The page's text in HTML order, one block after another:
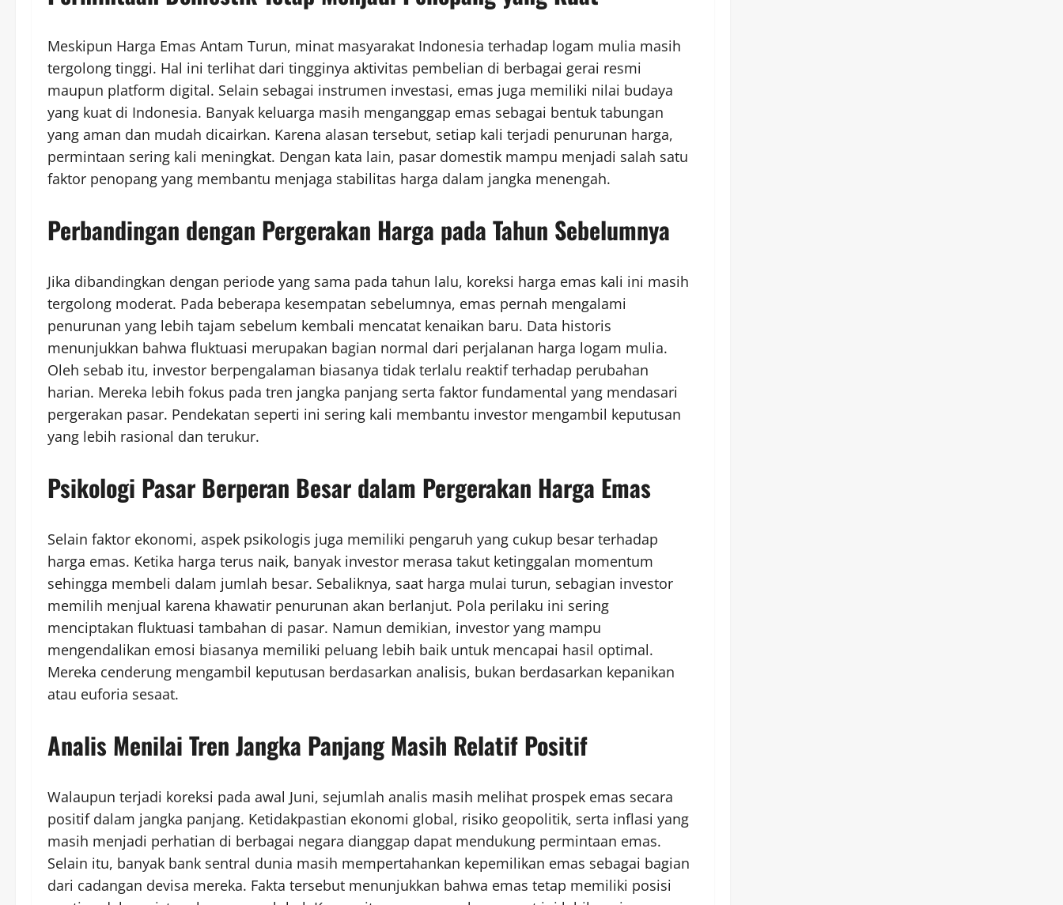
Meskipun Harga Emas Antam Turun, minat masyarakat Indonesia terhadap logam mulia masih
tergolong tinggi. Hal ini terlihat dari tingginya aktivitas pembelian di berbagai gerai resmi
maupun platform digital. Selain sebagai instrumen investasi, emas juga memiliki nilai budaya
yang kuat di Indonesia. Banyak keluarga masih menganggap emas sebagai bentuk tabungan
yang aman dan mudah dicairkan. Karena alasan tersebut, setiap kali terjadi penurunan harga,
permintaan sering kali meningkat. Dengan kata lain, pasar domestik mampu menjadi salah satu
faktor penopang yang membantu menjaga stabilitas harga dalam jangka menengah.
Perbandingan dengan Pergerakan Harga pada Tahun Sebelumnya
Jika dibandingkan dengan periode yang sama pada tahun lalu, koreksi harga emas kali ini masih
tergolong moderat. Pada beberapa kesempatan sebelumnya, emas pernah mengalami
penurunan yang lebih tajam sebelum kembali mencatat kenaikan baru. Data historis
menunjukkan bahwa fluktuasi merupakan bagian normal dari perjalanan harga logam mulia.
Oleh sebab itu, investor berpengalaman biasanya tidak terlalu reaktif terhadap perubahan
harian. Mereka lebih fokus pada tren jangka panjang serta faktor fundamental yang mendasari
pergerakan pasar. Pendekatan seperti ini sering kali membantu investor mengambil keputusan
yang lebih rasional dan terukur.
Psikologi Pasar Berperan Besar dalam Pergerakan Harga Emas
Selain faktor ekonomi, aspek psikologis juga memiliki pengaruh yang cukup besar terhadap
harga emas. Ketika harga terus naik, banyak investor merasa takut ketinggalan momentum
sehingga membeli dalam jumlah besar. Sebaliknya, saat harga mulai turun, sebagian investor
memilih menjual karena khawatir penurunan akan berlanjut. Pola perilaku ini sering
menciptakan fluktuasi tambahan di pasar. Namun demikian, investor yang mampu
mengendalikan emosi biasanya memiliki peluang lebih baik untuk mencapai hasil optimal.
Mereka cenderung mengambil keputusan berdasarkan analisis, bukan berdasarkan kepanikan
atau euforia sesaat.
Analis Menilai Tren Jangka Panjang Masih Relatif Positif
Walaupun terjadi koreksi pada awal Juni, sejumlah analis masih melihat prospek emas secara
positif dalam jangka panjang. Ketidakpastian ekonomi global, risiko geopolitik, serta inflasi yang
masih menjadi perhatian di berbagai negara dianggap dapat mendukung permintaan emas.
Selain itu, banyak bank sentral dunia masih mempertahankan kepemilikan emas sebagai bagian
dari cadangan devisa mereka. Fakta tersebut menunjukkan bahwa emas tetap memiliki posisi